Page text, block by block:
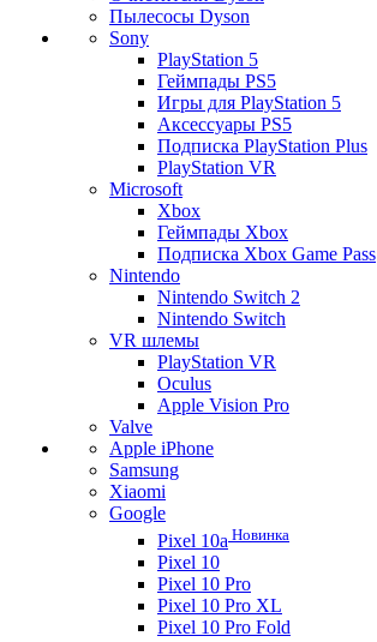
Пылесосы Dyson
Sony
PlayStation 5
Геймпады PS5
Игры для PlayStation 5
Аксессуары PS5
Подписка PlayStation Plus
PlayStation VR
Microsoft
Xbox
Геймпады Xbox
Подписка Xbox Game Pass
Nintendo
Nintendo Switch 2
Nintendo Switch
VR шлемы
PlayStation VR
Oculus
Apple Vision Pro
Valve
Apple iPhone
Samsung
Xiaomi
Google
Pixel 10a Новинка
Pixel 10
Pixel 10 Pro
Pixel 10 Pro XL
Pixel 10 Pro Fold